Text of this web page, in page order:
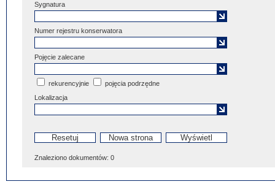
Sygnatura
Numer rejestru konserwatora
Pojęcie zalecane
rekurencyjnie
pojęcia podrzędne
Lokalizacja
Znaleziono dokumentów: 0